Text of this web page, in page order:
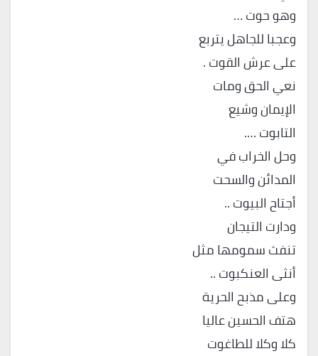
وهو حوت …
وعجبا للجاهل يتربع
على عرش القوت .
نعي الحق ومات
الإيمان وشيع
التابوت ….
وحل الخراب في
المدائن والسحت
أجتاح البيوت ..
ودارت التيجان
تنفث سمومها مثل
أنثى العنكبوت ..
وعلى مذبح الحرية
هتف الحسين عاليا
كلا وكلا للطاغوت